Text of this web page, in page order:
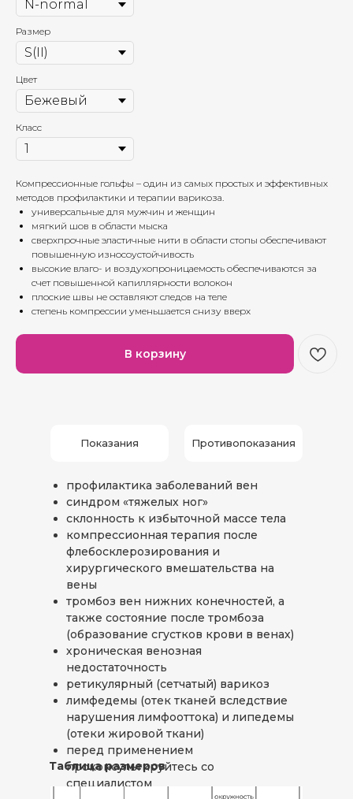
Размер
Цвет
Класс
Компрессионные гольфы – один из самых простых и эффективных
методов профилактики и терапии варикоза.
универсальные для мужчин и женщин
мягкий шов в области мыска
сверхпрочные эластичные нити в области стопы обеспечивают
повышенную износоустойчивость
высокие влаго- и воздухопроницаемость обеспечиваются за
счет повышенной капиллярности волокон
плоские швы не оставляют следов на теле
степень компрессии уменьшается снизу вверх
В корзину
Показания Противопоказания
профилактика заболеваний вен
синдром «тяжелых ног»
склонность к избыточной массе тела
компрессионная терапия после
флебосклерозирования и
хирургического вмешательства на
вены
тромбоз вен нижних конечностей, а
также состояние после тромбоза
(образование сгустков крови в венах)
хроническая венозная
недостаточность
ретикулярный (сетчатый) варикоз
лимфедемы (отек тканей вследствие
нарушения лимфооттока) и липедемы
(отеки жировой ткани)
перед применением
проконсультируйтесь со
специалистом
Таблица размеров